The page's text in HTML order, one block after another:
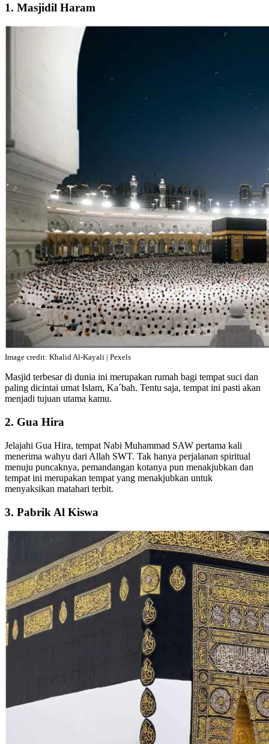
1. Masjidil Haram
Image credit: Khalid Al-Kayali | Pexels
Masjid terbesar di dunia ini merupakan rumah bagi tempat suci dan
paling dicintai umat Islam, Ka´bah. Tentu saja, tempat ini pasti akan
menjadi tujuan utama kamu.
2. Gua Hira
Jelajahi Gua Hira, tempat Nabi Muhammad SAW pertama kali
menerima wahyu dari Allah SWT. Tak hanya perjalanan spiritual
menuju puncaknya, pemandangan kotanya pun menakjubkan dan
tempat ini merupakan tempat yang menakjubkan untuk
menyaksikan matahari terbit.
3. Pabrik Al Kiswa